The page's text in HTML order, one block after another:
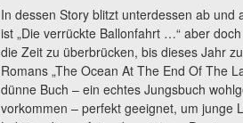
In dessen Story blitzt unterdessen ab
ist „Die verrückte Ballonfahrt …“ aber
die Zeit zu überbrücken, bis dieses Jahr
Romans „The Ocean At The End Of The
dünne Buch – ein echtes Jungsbuch
vorkommen – perfekt geeignet, um junge